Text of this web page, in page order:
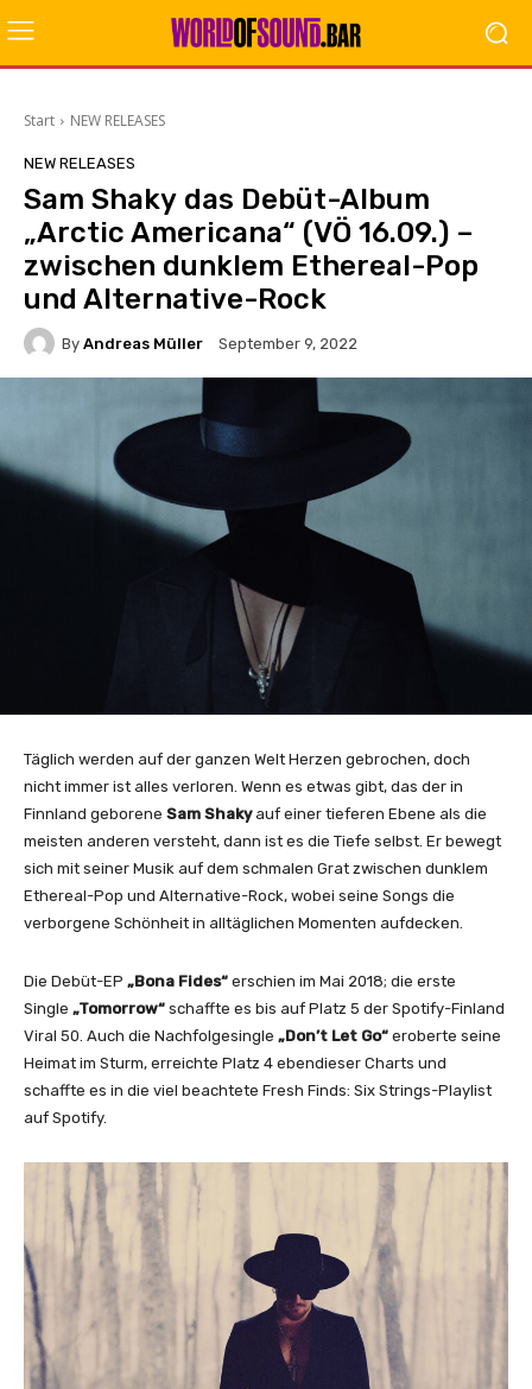
Start NEW RELEASES
NEW RELEASES
Sam Shaky das Debüt-Album
„Arctic Americana“ (VÖ 16.09.) –
zwischen dunklem Ethereal-Pop
und Alternative-Rock
By Andreas Müller September 9, 2022
Täglich werden auf der ganzen Welt Herzen gebrochen, doch
nicht immer ist alles verloren. Wenn es etwas gibt, das der in
Finnland geborene Sam Shakyauf einer tieferen Ebene als die
meisten anderen versteht, dann ist es die Tiefe selbst. Er bewegt
sich mit seiner Musik auf dem schmalen Grat zwischen dunklem
Ethereal-Pop und Alternative-Rock, wobei seine Songs die
verborgene Schönheit in alltäglichen Momenten aufdecken.
Die Debüt-EP „Bona Fides“ erschien im Mai 2018; die erste
Single „Tomorrow“ schaffte es bis auf Platz 5 der Spotify-Finland
Viral 50. Auch die Nachfolgesingle „Don’t Let Go“ eroberte seine
Heimat im Sturm, erreichte Platz 4 ebendieser Charts und
schaffte es in die viel beachtete Fresh Finds: Six Strings-Playlist
auf Spotify.